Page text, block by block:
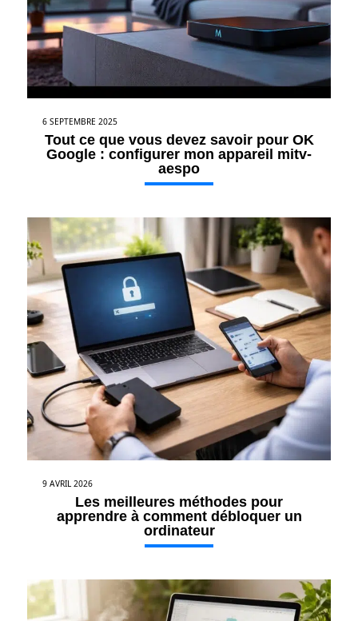
6 SEPTEMBRE 2025
Tout ce que vous devez savoir pour OK
Google : configurer mon appareil mitv-
aespo
9 AVRIL 2026
Les meilleures méthodes pour
apprendre à comment débloquer un
ordinateur